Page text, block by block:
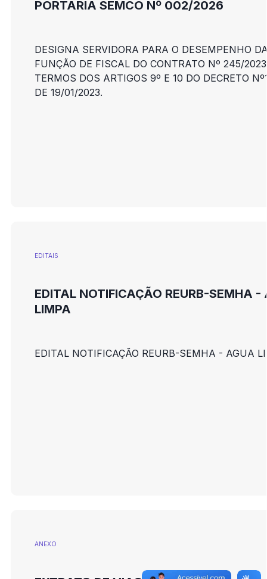
PORTARIA SEMCO Nº 002/2026
DESIGNA SERVIDORA PARA O DESEMPENHO
FUNÇÃO DE FISCAL DO CONTRATO Nº 245/
TERMOS DOS ARTIGOS 9º E 10 DO DECRETO
DE 19/01/2023.
EDITAIS
EDITAL NOTIFICAÇÃO REURB-SEMHA -
LIMPA
EDITAL NOTIFICAÇÃO REURB-SEMHA - AGUA
ANEXO